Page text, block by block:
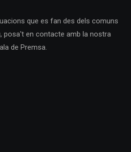
que es fan des dels comuns
posa't en contacte amb la nostra
de Premsa.